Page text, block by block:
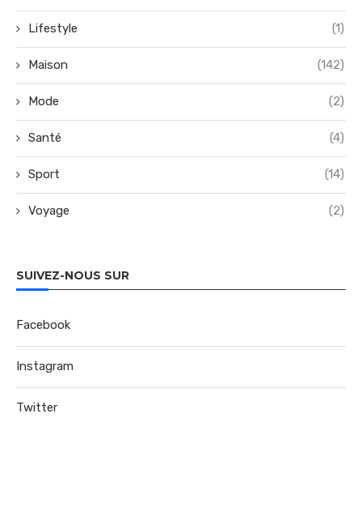
Lifestyle (1)
Maison (142)
Mode (2)
Santé (4)
Sport (14)
Voyage (2)
SUIVEZ-NOUS SUR
Facebook
Instagram
Twitter